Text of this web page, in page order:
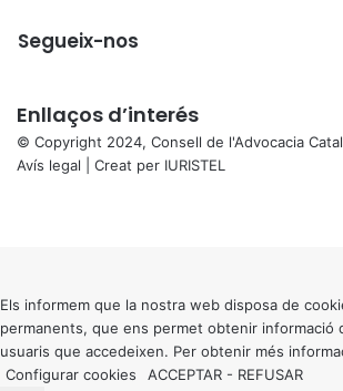
Segueix-nos
Enllaços d’interés
© Copyright 2024, Consell de l'Advocacia
Avís legal | Creat per IURISTEL
button
Els informem que la nostra web disposa de
permanents, que ens permet obtenir informació
usuaris que accedeixen. Per obtenir més
Configurar cookies
ACCEPTAR - REFUSAR